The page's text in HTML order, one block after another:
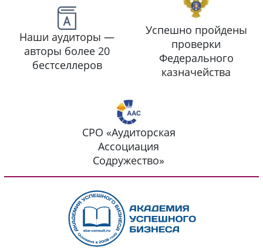
Наши аудиторы —
авторы более 20
бестселлеров
Успешно пройдены
проверки
Федерального
казначейства
СРО «Аудиторская
Ассоциация
Содружество»